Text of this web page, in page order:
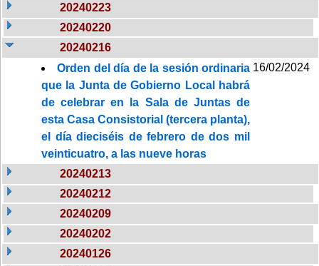
20240223
20240220
20240216
Orden del día de la sesión ordinaria
que la Junta de Gobierno Local habrá
de celebrar en la Sala de Juntas de
esta Casa Consistorial (tercera planta),
el día dieciséis de febrero de dos mil
veinticuatro, a las nueve horas
16/02/2024
20240213
20240212
20240209
20240202
20240126